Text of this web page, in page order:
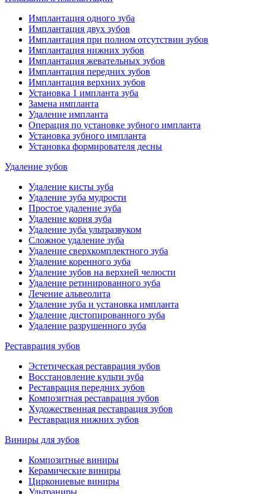
Имплантация одного зуба
Имплантация двух зубов
Имплантация при полном отсутствии зубов
Имплантация нижних зубов
Имплантация жевательных зубов
Имплантация передних зубов
Имплантация верхних зубов
Установка 1 импланта зуба
Замена импланта
Удаление импланта
Операция по установке зубного импланта
Установка зубного импланта
Установка формирователя десны
Удаление зубов
Удаление кисты зуба
Удаление зуба мудрости
Простое удаление зуба
Удаление корня зуба
Удаление зуба ультразвуком
Сложное удаление зуба
Удаление сверхкомплектного зуба
Удаление коренного зуба
Удаление зубов на верхней челюсти
Удаление ретинированного зуба
Лечение альвеолита
Удаление зуба и установка импланта
Удаление дистопированного зуба
Удаление разрушенного зуба
Реставрация зубов
Эстетическая реставрация зубов
Восстановление культи зуба
Реставрация передних зубов
Композитная реставрация зубов
Художественная реставрация зубов
Реставрация нижних зубов
Виниры для зубов
Композитные виниры
Керамические виниры
Циркониевые виниры
Ультраниры